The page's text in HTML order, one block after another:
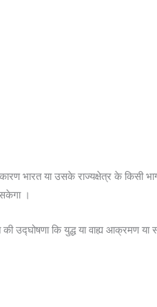
भारत या उसके राज्यक्षेत्र के किसी
।
उद्घोषणा कि युद्ध या वाह्य आक्रमण या